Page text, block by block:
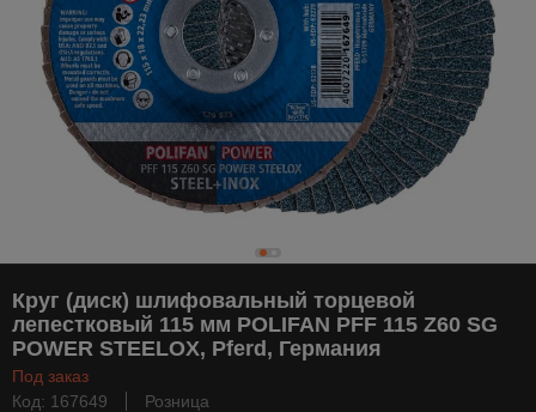
Круг (диск) шлифовальный торцевой
лепестковый 115 мм POLIFAN PFF 115 Z60 SG
POWER STEELOX, Pferd, Германия
Под заказ
Код: 167649
Розница